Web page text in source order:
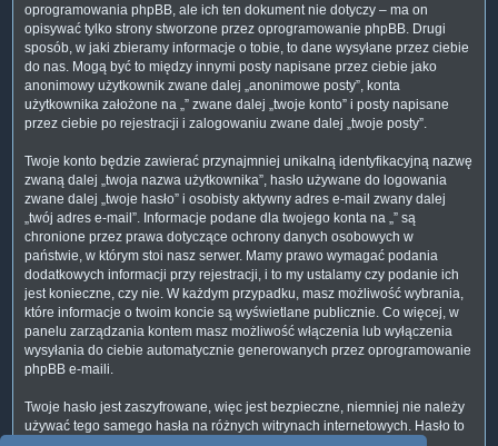
oprogramowania phpBB, ale ich ten dokument nie dotyczy – ma on
opisywać tylko strony stworzone przez oprogramowanie phpBB. Drugi
sposób, w jaki zbieramy informacje o tobie, to dane wysyłane przez ciebie
do nas. Mogą być to między innymi posty napisane przez ciebie jako
anonimowy użytkownik zwane dalej „anonimowe posty”, konta
użytkownika założone na „” zwane dalej „twoje konto” i posty napisane
przez ciebie po rejestracji i zalogowaniu zwane dalej „twoje posty”.
Twoje konto będzie zawierać przynajmniej unikalną identyfikacyjną nazwę
zwaną dalej „twoja nazwa użytkownika”, hasło używane do logowania
zwane dalej „twoje hasło” i osobisty aktywny adres e-mail zwany dalej
„twój adres e-mail”. Informacje podane dla twojego konta na „” są
chronione przez prawa dotyczące ochrony danych osobowych w
państwie, w którym stoi nasz serwer. Mamy prawo wymagać podania
dodatkowych informacji przy rejestracji, i to my ustalamy czy podanie ich
jest konieczne, czy nie. W każdym przypadku, masz możliwość wybrania,
które informacje o twoim koncie są wyświetlane publicznie. Co więcej, w
panelu zarządzania kontem masz możliwość włączenia lub wyłączenia
wysyłania do ciebie automatycznie generowanych przez oprogramowanie
phpBB e-maili.
Twoje hasło jest zaszyfrowane, więc jest bezpieczne, niemniej nie należy
używać tego samego hasła na różnych witrynach internetowych. Hasło to